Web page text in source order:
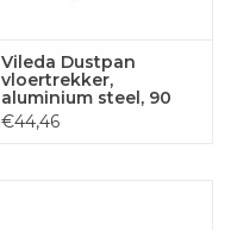
Vileda Dustpan
vloertrekker,
aluminium steel, 90
cm
€44,46